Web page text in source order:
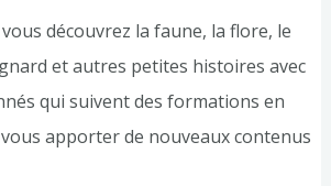
découvrez la faune, la flore, le
et autres petites histoires avec
qui suivent des formations en
apporter de nouveaux contenus